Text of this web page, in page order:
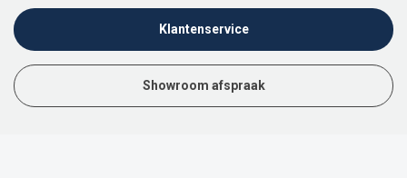
Klantenservice
Showroom afspraak